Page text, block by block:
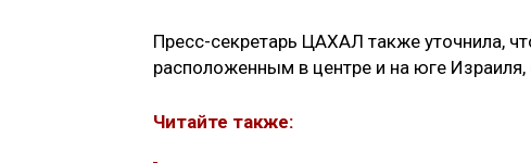
Пресс-секретарь ЦАХАЛ также уточнила,
расположенным в центре и на юге
Читайте также: